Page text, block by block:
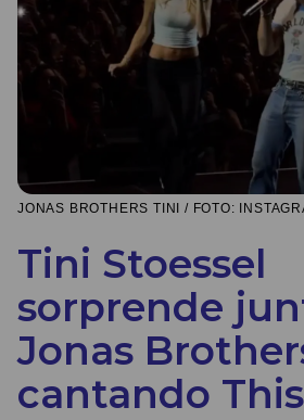
JONAS BROTHERS TINI / FOTO:
Tini Stoessel
sorprende
Jonas
cantando